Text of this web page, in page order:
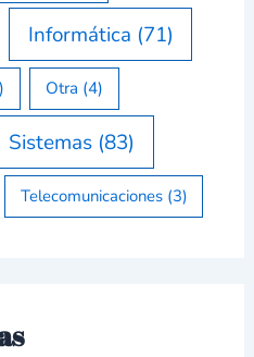
Informática (71)
Otra (4)
Sistemas(83)
Telecomunicaciones(3)